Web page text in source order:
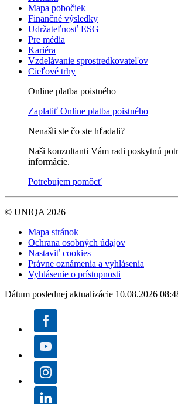
Mapa pobočiek
Finančné výsledky
Udržateľnosť ESG
Pre média
Kariéra
Vzdelávanie sprostredkovateľov
Cieľové trhy
Online platba poistného
Zaplatiť Online platba poistného
Nenašli ste čo ste hľadali?
Naši konzultanti Vám radi poskytnú
informácie.
Potrebujem pomôcť
© UNIQA 2026
Mapa stránok
Ochrana osobných údajov
Nastaviť cookies
Právne oznámenia a vyhlásenia
Vyhlásenie o prístupnosti
Dátum poslednej aktualizácie 10.08.2026